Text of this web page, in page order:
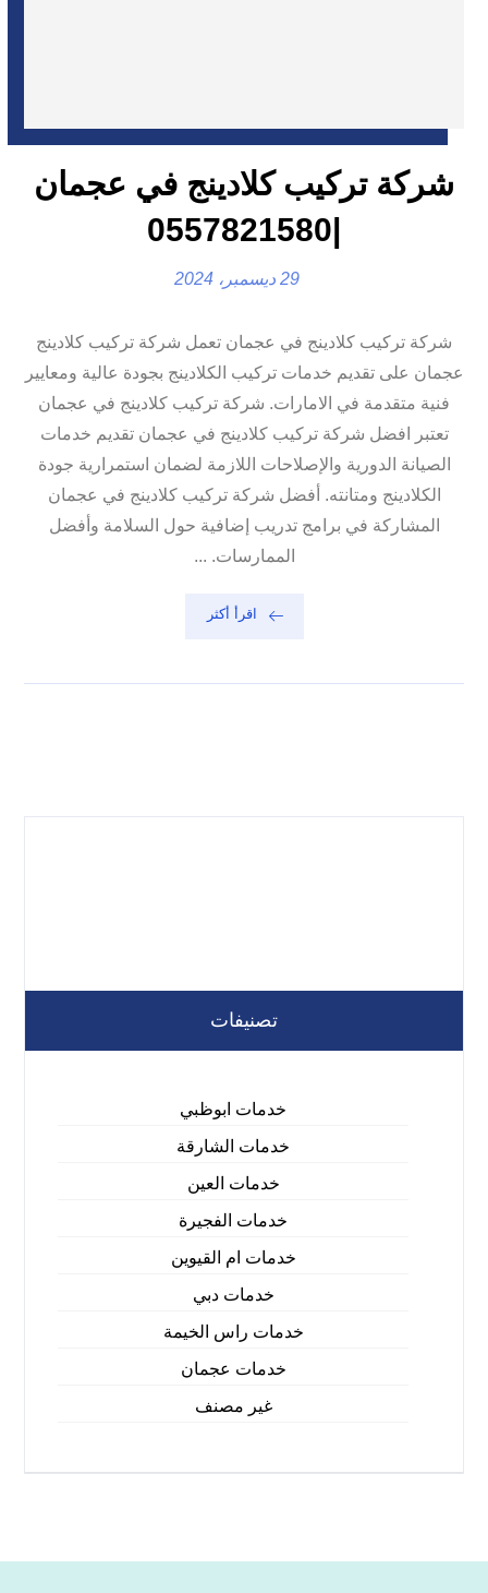
شركة تركيب كلادينج في عجمان
|0557821580
29 ديسمبر، 2024
شركة تركيب كلادينج في عجمان تعمل شركة تركيب كلادينج
عجمان على تقديم خدمات تركيب الكلادينج بجودة عالية ومعايير
فنية متقدمة في الامارات. شركة تركيب كلادينج في عجمان
تعتبر افضل شركة تركيب كلادينج في عجمان تقديم خدمات
الصيانة الدورية والإصلاحات اللازمة لضمان استمرارية جودة
الكلادينج ومتانته. أفضل شركة تركيب كلادينج في عجمان
المشاركة في برامج تدريب إضافية حول السلامة وأفضل
الممارسات. ...
اقرأ أكثر
تصنيفات
خدمات ابوظبي
خدمات الشارقة
خدمات العين
خدمات الفجيرة
خدمات ام القيوين
خدمات دبي
خدمات راس الخيمة
خدمات عجمان
غير مصنف